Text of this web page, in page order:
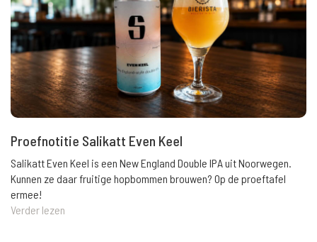
Proefnotitie Salikatt Even Keel
Salikatt Even Keel is een New England Double IPA uit Noorwegen.
Kunnen ze daar fruitige hopbommen brouwen? Op de proeftafel
ermee!
Verder lezen